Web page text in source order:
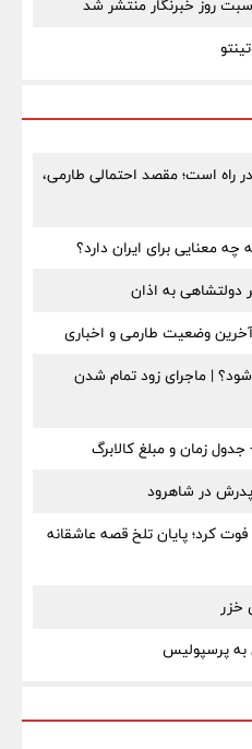
روز خبرنگار منتشر شد
راه است؛ مقصد احتمالی طارمی،
معنایی برای ایران دارد؟
دولتشاهی به اذان
وضعیت طارمی و اخباری
| ماجرای زود تمام شدن
در شاهرود
کرد؛ پایان تلخ قصه عاشقانه
خزر
پرسپولیس